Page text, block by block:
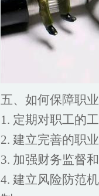
五、如何保障职
1. 定期对职工的
2. 建立完善的职
3. 加强财务监督
4. 建立风险防范